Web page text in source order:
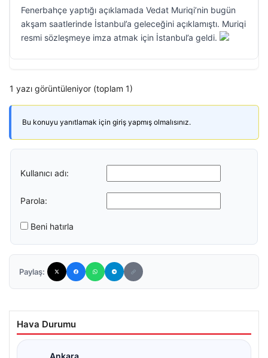
Fenerbahçe yaptığı açıklamada Vedat Muriqi’nin bugün
akşam saatlerinde İstanbul’a geleceğini açıklamıştı. Muriqi
resmi sözleşmeye imza atmak için İstanbul’a geldi.
1 yazı görüntüleniyor (toplam 1)
Bu konuyu yanıtlamak için giriş yapmış olmalısınız.
Kullanıcı adı:
Parola:
Beni hatırla
Paylaş:
Hava Durumu
Ankara